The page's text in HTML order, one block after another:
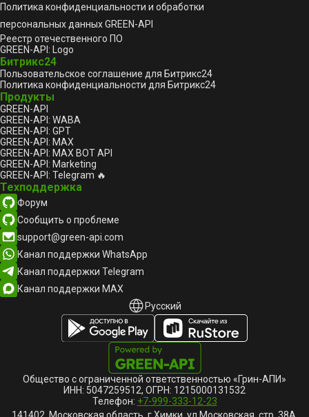
Политика конфиденциальности и обработки
персональных данных GREEN-API
Реестр отечественного ПО
GREEN-API: Logo
Битрикс24
Пользовательское соглашение для Битрикс24
Политика конфиденциальности для Битрикс24
Продукты
GREEN-API
GREEN-API: WABA
GREEN-API: GPT
GREEN-API: MAX
GREEN-API: MAX BOT API
GREEN-API: Marketing
GREEN-API: Telegram 🔥
Техподдержка
Форум
Сообщить о проблеме
support@green-api.com
Канал поддержки WhatsApp
Канал поддержки Telegram
Канал поддержки MAX
Русский
Русский
English
Общество с ограниченной ответственностью «Грин-АПИ»
ИНН: 5047259512, ОГРН: 1215000131532
Телефон: +7-999-333-12-23